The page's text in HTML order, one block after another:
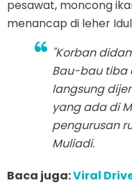
pesawat, moncong
menancap di leher
"Korban
Bau-bau tiba
langsung
yang ada di
pengurusan
Muliadi.
Baca juga:Viral